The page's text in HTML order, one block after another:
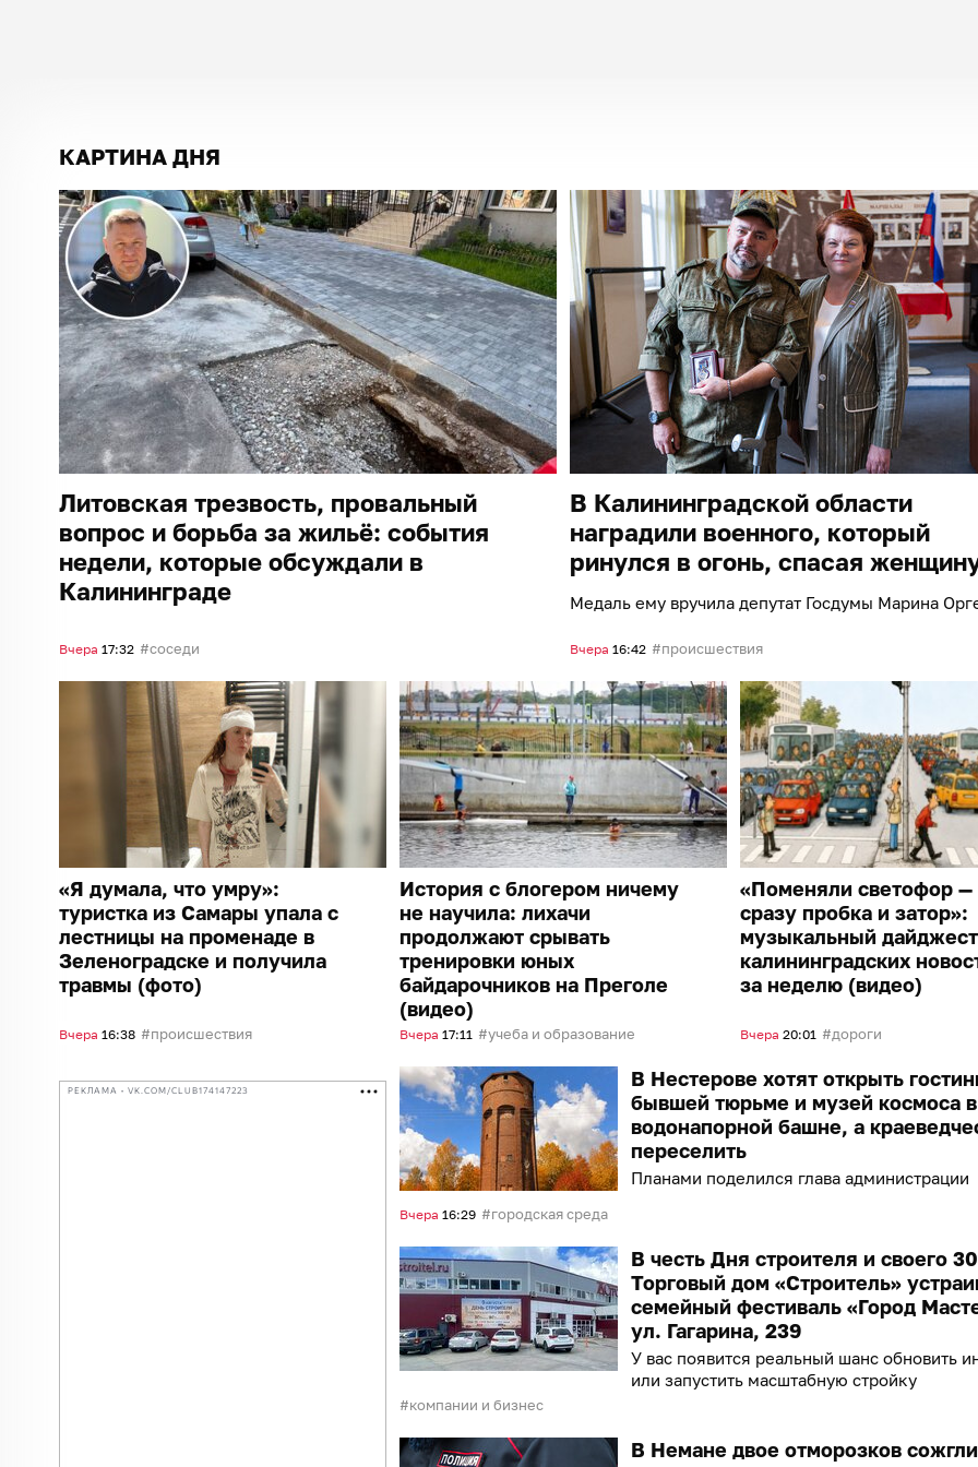
КАРТИНА ДНЯ
Литовская трезвость, провальный
вопрос и борьба за жильё: события
недели, которые обсуждали в
Калининграде
Вчера 17:32 соседи
В Калининградской области
наградили военного, который
ринулся в огонь, спасая
Медаль ему вручила депутат Госдумы Марина
Вчера 16:42 происшествия
«Я думала, что умру»:
туристка из Самары упала с
лестницы на променаде в
Зеленоградске и получила
травмы (фото)
Вчера 16:38 происшествия
История с блогером ничему
не научила: лихачи
продолжают срывать
тренировки юных
байдарочников на Преголе
(видео)
Вчера 17:11 учеба и образование
«Поменяли светофор —
сразу пробка и затор»:
музыкальный дайджест
калининградских
за неделю (видео)
Вчера 20:01 дороги
РЕКЛАМА • VK.COM/CLUB174147223
В Нестерове хотят открыть
бывшей тюрьме и музей космоса в
водонапорной башне, а
переселить
Планами поделился глава администрации
Вчера 16:29 городская среда
В честь Дня строителя и своего
Торговый дом «Строитель»
семейный фестиваль «Город
ул. Гагарина, 239
У вас появится реальный шанс обновить
или запустить масштабную стройку
компании и бизнес
В Немане двое отморозков